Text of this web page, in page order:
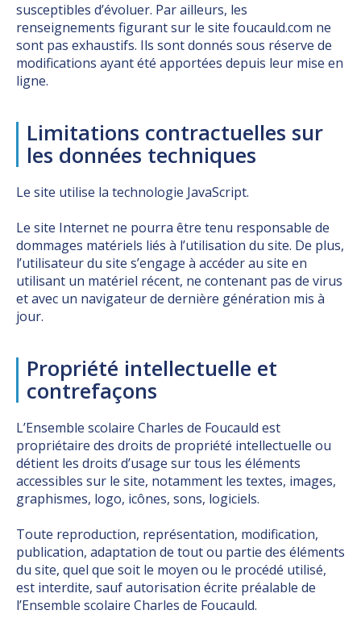
susceptibles d’évoluer. Par ailleurs, les
renseignements figurant sur le site foucauld.com ne
sont pas exhaustifs. Ils sont donnés sous réserve de
modifications ayant été apportées depuis leur mise en
ligne.
Limitations contractuelles sur
les données techniques
Le site utilise la technologie JavaScript.
Le site Internet ne pourra être tenu responsable de
dommages matériels liés à l’utilisation du site. De plus,
l’utilisateur du site s’engage à accéder au site en
utilisant un matériel récent, ne contenant pas de virus
et avec un navigateur de dernière génération mis à
jour.
Propriété intellectuelle et
contrefaçons
L’Ensemble scolaire Charles de Foucauld est
propriétaire des droits de propriété intellectuelle ou
détient les droits d’usage sur tous les éléments
accessibles sur le site, notamment les textes, images,
graphismes, logo, icônes, sons, logiciels.
Toute reproduction, représentation, modification,
publication, adaptation de tout ou partie des éléments
du site, quel que soit le moyen ou le procédé utilisé,
est interdite, sauf autorisation écrite préalable de
l’Ensemble scolaire Charles de Foucauld.